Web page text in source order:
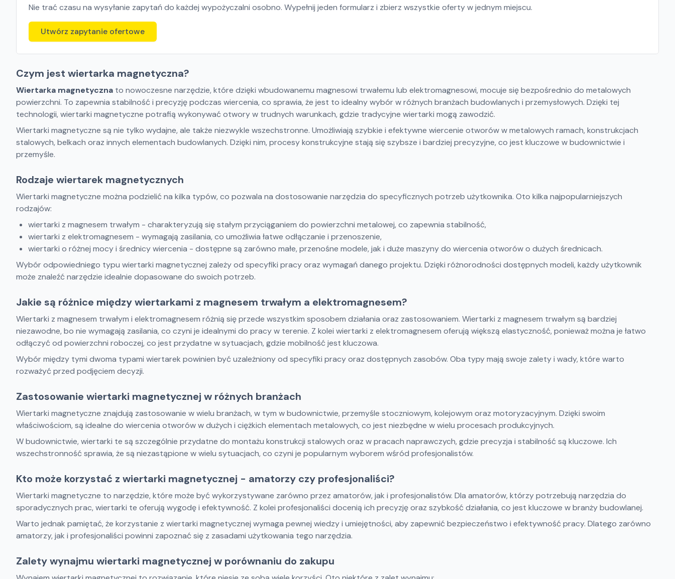
Nie trać czasu na wysyłanie zapytań do każdej wypożyczalni osobno. Wypełnij jeden formularz i zbierz wszystkie oferty w jednym miejscu.
Utwórz zapytanie ofertowe
Czym jest wiertarka magnetyczna?
Wiertarka magnetyczna to nowoczesne narzędzie, które dzięki wbudowanemu magnesowi trwałemu lub elektromagnesowi, mocuje się bezpośrednio do metalowych
powierzchni. To zapewnia stabilność i precyzję podczas wiercenia, co sprawia, że jest to idealny wybór w różnych branżach budowlanych i przemysłowych. Dzięki tej
technologii, wiertarki magnetyczne potrafią wykonywać otwory w trudnych warunkach, gdzie tradycyjne wiertarki mogą zawodzić.
Wiertarki magnetyczne są nie tylko wydajne, ale także niezwykle wszechstronne. Umożliwiają szybkie i efektywne wiercenie otworów w metalowych ramach, konstrukcjach
stalowych, belkach oraz innych elementach budowlanych. Dzięki nim, procesy konstrukcyjne stają się szybsze i bardziej precyzyjne, co jest kluczowe w budownictwie i
przemyśle.
Rodzaje wiertarek magnetycznych
Wiertarki magnetyczne można podzielić na kilka typów, co pozwala na dostosowanie narzędzia do specyficznych potrzeb użytkownika. Oto kilka najpopularniejszych
rodzajów:
wiertarki z magnesem trwałym - charakteryzują się stałym przyciąganiem do powierzchni metalowej, co zapewnia stabilność,
wiertarki z elektromagnesem - wymagają zasilania, co umożliwia łatwe odłączanie i przenoszenie,
wiertarki o różnej mocy i średnicy wiercenia - dostępne są zarówno małe, przenośne modele, jak i duże maszyny do wiercenia otworów o dużych średnicach.
Wybór odpowiedniego typu wiertarki magnetycznej zależy od specyfiki pracy oraz wymagań danego projektu. Dzięki różnorodności dostępnych modeli, każdy użytkownik
może znaleźć narzędzie idealnie dopasowane do swoich potrzeb.
Jakie są różnice między wiertarkami z magnesem trwałym a elektromagnesem?
Wiertarki z magnesem trwałym i elektromagnesem różnią się przede wszystkim sposobem działania oraz zastosowaniem. Wiertarki z magnesem trwałym są bardziej
niezawodne, bo nie wymagają zasilania, co czyni je idealnymi do pracy w terenie. Z kolei wiertarki z elektromagnesem oferują większą elastyczność, ponieważ można je łatwo
odłączyć od powierzchni roboczej, co jest przydatne w sytuacjach, gdzie mobilność jest kluczowa.
Wybór między tymi dwoma typami wiertarek powinien być uzależniony od specyfiki pracy oraz dostępnych zasobów. Oba typy mają swoje zalety i wady, które warto
rozważyć przed podjęciem decyzji.
Zastosowanie wiertarki magnetycznej w różnych branżach
Wiertarki magnetyczne znajdują zastosowanie w wielu branżach, w tym w budownictwie, przemyśle stoczniowym, kolejowym oraz motoryzacyjnym. Dzięki swoim
właściwościom, są idealne do wiercenia otworów w dużych i ciężkich elementach metalowych, co jest niezbędne w wielu procesach produkcyjnych.
W budownictwie, wiertarki te są szczególnie przydatne do montażu konstrukcji stalowych oraz w pracach naprawczych, gdzie precyzja i stabilność są kluczowe. Ich
wszechstronność sprawia, że są niezastąpione w wielu sytuacjach, co czyni je popularnym wyborem wśród profesjonalistów.
Kto może korzystać z wiertarki magnetycznej - amatorzy czy profesjonaliści?
Wiertarki magnetyczne to narzędzie, które może być wykorzystywane zarówno przez amatorów, jak i profesjonalistów. Dla amatorów, którzy potrzebują narzędzia do
sporadycznych prac, wiertarki te oferują wygodę i efektywność. Z kolei profesjonaliści docenią ich precyzję oraz szybkość działania, co jest kluczowe w branży budowlanej.
Warto jednak pamiętać, że korzystanie z wiertarki magnetycznej wymaga pewnej wiedzy i umiejętności, aby zapewnić bezpieczeństwo i efektywność pracy. Dlatego zarówno
amatorzy, jak i profesjonaliści powinni zapoznać się z zasadami użytkowania tego narzędzia.
Zalety wynajmu wiertarki magnetycznej w porównaniu do zakupu